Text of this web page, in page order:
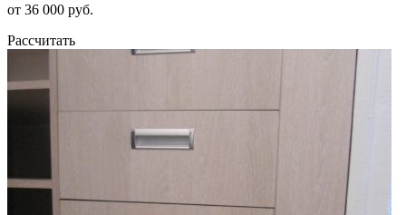
от 36 000 руб.
Рассчитать